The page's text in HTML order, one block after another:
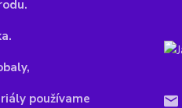
používame